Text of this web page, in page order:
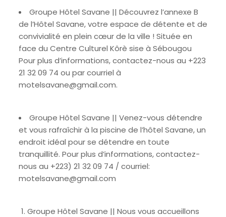
Groupe Hôtel Savane || Découvrez l’annexe B
de l’Hôtel Savane, votre espace de détente et de
convivialité en plein cœur de la ville ! Située en
face du Centre Culturel Kôrè sise à Sébougou
Pour plus d’informations, contactez-nous au +223
21 32 09 74 ou par courriel à
motelsavane@gmail.com.
Groupe Hôtel Savane || Venez-vous détendre
et vous rafraîchir à la piscine de l’hôtel Savane, un
endroit idéal pour se détendre en toute
tranquillité. Pour plus d’informations, contactez-
nous au +223) 21 32 09 74 / courriel:
motelsavane@gmail.com
Groupe Hôtel Savane || Nous vous accueillons